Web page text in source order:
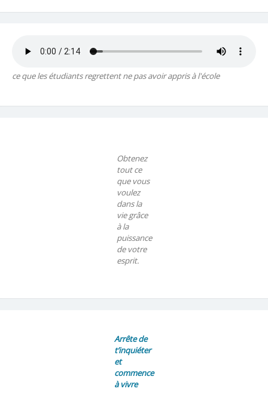
ce que les étudiants regrettent ne pas avoir appris à l'école
Obtenez
tout ce
que vous
voulez
dans la
vie grâce
à la
puissance
de votre
esprit.
Arrête de
t’inquiéter
et
commence
à vivre